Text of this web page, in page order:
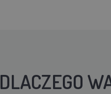
DLACZEGO